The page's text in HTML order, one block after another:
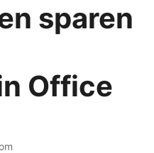
sparen
Office